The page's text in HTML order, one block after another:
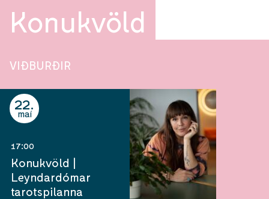
Konukvöld
VIÐBURÐIR
22
maí
17:00
Konukvöld |
Leyndardómar
tarotspilanna